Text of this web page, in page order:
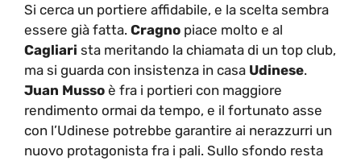
Si cerca un portiere affidabile, e la scelta sembra
essere già fatta. Cragno piace molto e al
Cagliari sta meritando la chiamata di un top club,
ma si guarda con insistenza in casa Udinese.
Juan Musso è fra i portieri con maggiore
rendimento ormai da tempo, e il fortunato asse
con l’Udinese potrebbe garantire ai nerazzurri un
nuovo protagonista fra i pali. Sullo sfondo resta